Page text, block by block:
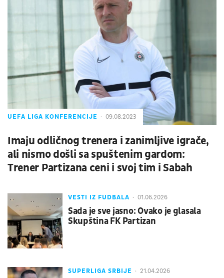
UEFA LIGA KONFERENCIJE 09.08.2023
Imaju odličnog trenera i zanimljive igrače,
ali nismo došli sa spuštenim gardom:
Trener Partizana ceni i svoj tim i Sabah
VESTI IZ FUDBALA 01.06.2026
Sada je sve jasno: Ovako je glasala
Skupština FK Partizan
SUPERLIGA SRBIJE 21.04.2026